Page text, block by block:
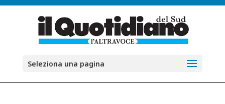
Seleziona una pagina